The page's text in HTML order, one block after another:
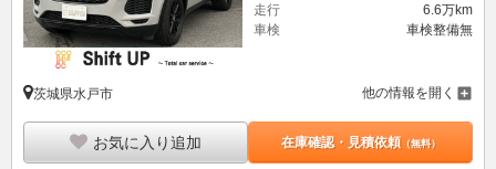
走行
6.6万km
車検
車検整備無
茨城県水戸市 他の情報を開く
お気に入り追加 在庫確認・見積依頼（無料）